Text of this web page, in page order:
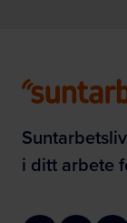
i ditt arbete